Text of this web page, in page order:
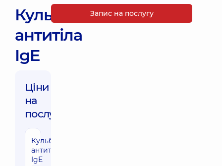
Кульбаба,
антитіла
IgE
Ціни
на
послуги:
Кульбаба,
антитіла
IgE
Запис на послугу